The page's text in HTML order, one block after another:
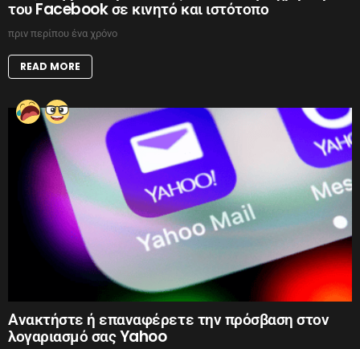
του Facebook σε κινητό και ιστότοπο
πριν περίπου ένα χρόνο
READ MORE
Ανακτήστε ή επαναφέρετε την πρόσβαση στον
λογαριασμό σας Yahoo